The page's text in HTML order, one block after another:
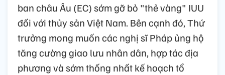
ban châu Âu (EC) sớm gỡ bỏ "thẻ vàng" IUU
đối với thủy sản Việt Nam. Bên cạnh đó, Thứ
trưởng mong muốn các nghị sĩ Pháp ủng hộ
tăng cường giao lưu nhân dân, hợp tác địa
phương và sớm thống nhất kế hoạch tổ